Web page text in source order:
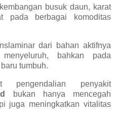
busuk daun, karat
pada berbagai komoditas
dari bahan aktifnya
bahkan pada
tumbuh.
pengendalian penyakit
bukan hanya mencegah
juga meningkatkan vitalitas